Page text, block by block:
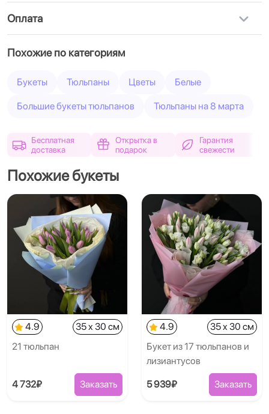
Оплата
Похожие по категориям
Букеты Тюльпаны Цветы Белые
Большие букеты тюльпанов Тюльпаны на 8 марта
Бесплатная
доставка
Открытка в
подарок
Гарантия
свежести
Похожие букеты
4.9
35 x 30 см
21 тюльпан
4 732₽ Заказать
4.9
35 x 30 см
Букет из 17 тюльпанов и
лизиантусов
5 939₽ Заказать